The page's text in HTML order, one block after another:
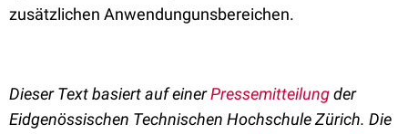
zusätzlichen Anwendungunsbereichen.
Dieser Text basiert auf einerPressemitteilungder
Eidgenössischen Technischen Hochschule Zürich. Die